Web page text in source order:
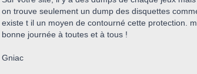
on trouve seulement un dump des disquettes
existe t il un moyen de contourné cette protection.
bonne journée à toutes et à tous !
Gniac